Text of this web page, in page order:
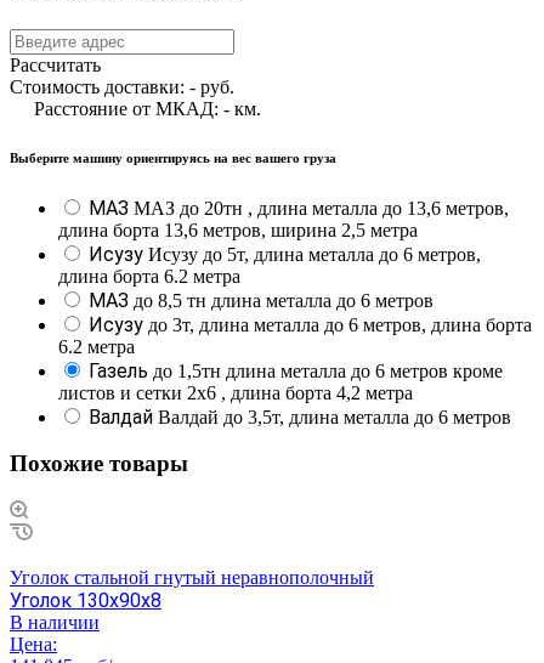
Рассчитать
Стоимость доставки: - руб.
Расстояние от МКАД: - км.
Выберите машину ориентируясь на вес вашего груза
МАЗ МАЗ до 20тн , длина металла до 13,6 метров,
длина борта 13,6 метров, ширина 2,5 метра
Исузу Исузу до 5т, длина металла до 6 метров,
длина борта 6.2 метра
МАЗ до 8,5 тн длина металла до 6 метров
Исузу до 3т, длина металла до 6 метров, длина борта
6.2 метра
Газель до 1,5тн длина металла до 6 метров кроме
листов и сетки 2х6 , длина борта 4,2 метра
Валдай Валдай до 3,5т, длина металла до 6 метров
Похожие товары
Уголок стальной гнутый неравнополочный
Уголок 130х90х8
В наличии
Цена: